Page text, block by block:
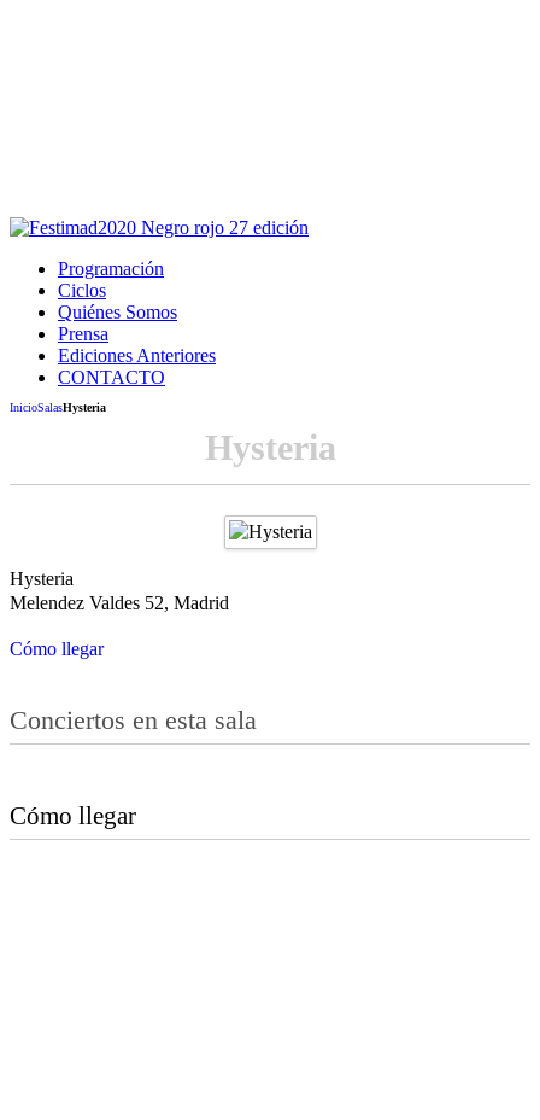
Programación
Ciclos
Quiénes Somos
Prensa
Ediciones Anteriores
CONTACTO
InicioSalasHysteria
Hysteria
Hysteria
Melendez Valdes 52, Madrid
Cómo llegar
Conciertos en esta sala
Cómo llegar